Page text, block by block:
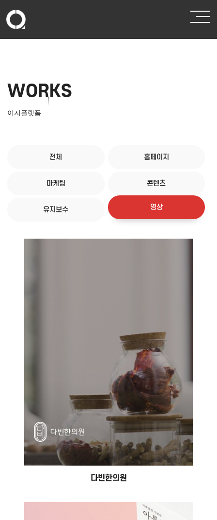
WORKS
이지플랫폼
전체 홈페이지
마케팅 콘텐츠
유지보수 영상
다빈한의원